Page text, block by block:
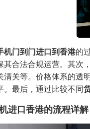
机门到门进口到香港的
其合法合规运营。其次
清关等。价格体系的透
。最后，通过比较不同
进口香港的流程详解